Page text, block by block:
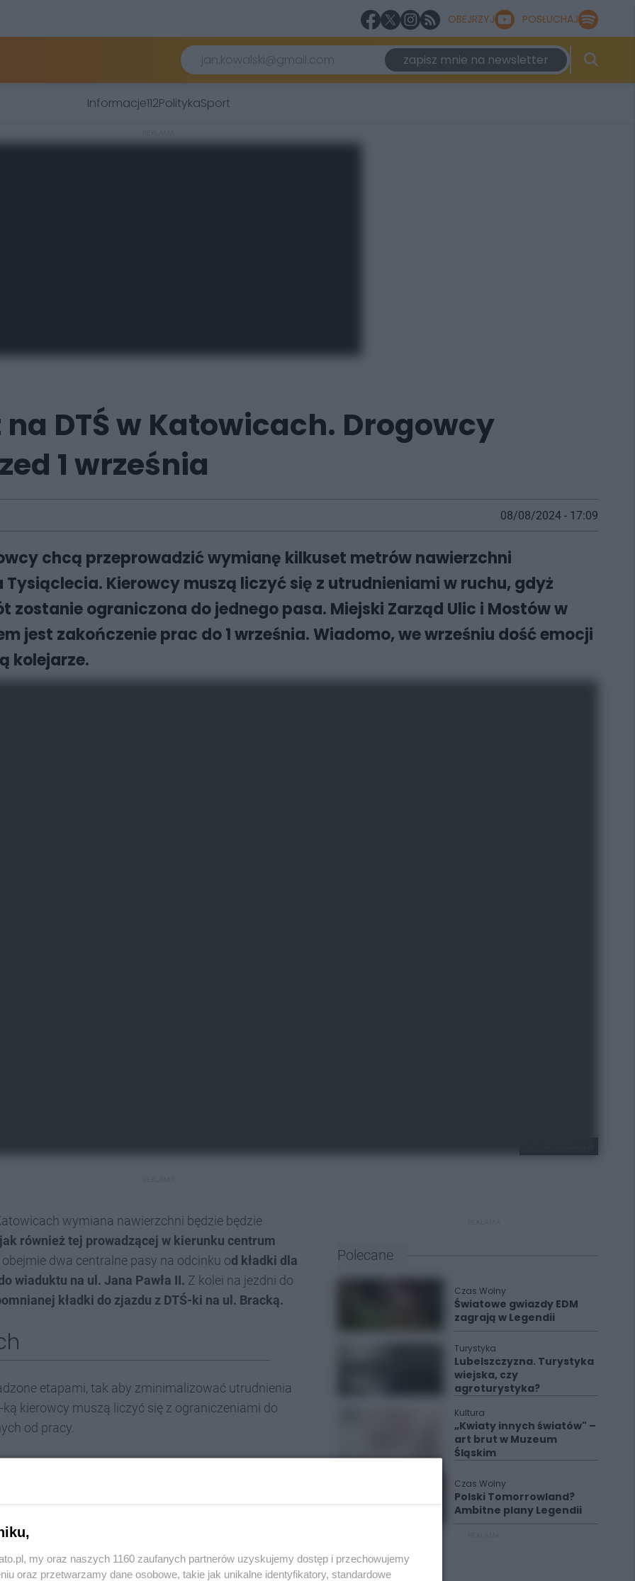
OBEJRZYJ POSŁUCHAJ
zapisz mnie na newsletter
Informacje112PolitykaSport
DTŚ w Katowicach. Drogowcy
1 września
08/08/2024 - 17:09
chcą przeprowadzić wymianę kilkuset metrów nawierzchni
Kierowcy muszą liczyć się z utrudnieniami w ruchu, gdyż
zostanie ograniczona do jednego pasa. Miejski Zarząd Ulic i Mostów w
jest zakończenie prac do 1 września. Wiadomo, we wrześniu dość emocji
kolejarze.
wymiana nawierzchni będzie będzie
również tej prowadzącej w kierunku centrum
dwa centralne pasy na odcinku od kładki dla
wiaduktu na ul. Jana Pawła II. Z kolei na jezdni do
kładki do zjazdu z DTŚ-ki na ul. Bracką.
etapami, tak aby zminimalizować utrudnienia
kierowcy muszą liczyć się z ograniczeniami do
od pracy.
kluczowa dla poprawy bezpieczeństwa i
arterii komunikacyjnych w
w ostatnim tygodniu sierpnia,
robót do 1 września. Chcemy, aby
Polecane
Czas Wolny
Światowe gwiazdy EDM
zagrają w Legendii
Turystyka
Lubelszczyzna. Turystyka
wiejska, czy
agroturystyka?
Kultura
„Kwiaty innych światów" –
art brut w Muzeum
Śląskim
Czas Wolny
Polski Tomorrowland?
Ambitne plany Legendii
my oraz naszych 1160 zaufanych partnerów uzyskujemy dostęp i przechowujemy
oraz przetwarzamy dane osobowe, takie jak unikalne identyfikatory, standardowe